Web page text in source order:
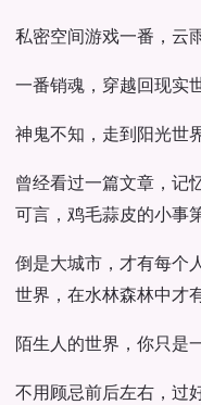
私密空间游戏一番，云
一番销魂，穿越回现实
神鬼不知，走到阳光世
曾经看过一篇文章，记
可言，鸡毛蒜皮的小事
倒是大城市，才有每个
世界，在水林森林中才
陌生人的世界，你只是
不用顾忌前后左右，过